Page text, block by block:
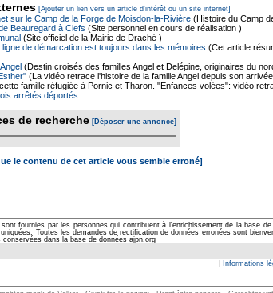
[Ajouter un lien vers un article d'intérêt ou un site internet]
sur le Camp de la Forge de Moisdon-la-Rivière (Histoire du Camp
Beauregard à Clefs (Site personnel en cours de réalisation )
(Site officiel de la Mairie de Draché )
ligne de démarcation est toujours dans les mémoires (Cet article
(Destin croisés des familles Angel et Delépine, originaires du
(La vidéo retrace l'histoire de la famille Angel depuis son
famille réfugiée à Pornic et Tharon. "Enfances volées": vidéo
arrêtés déportés
de recherche [Déposer une annonce]
le contenu de cet article vous semble erroné]
fournies par les personnes qui contribuent à l'enrichissement de la base
Toutes les demandes de rectification de données erronées sont
dans la base de données ajpn.org
Informations